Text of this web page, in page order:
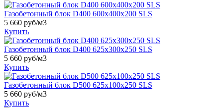
Газобетонный блок D400 600x400x200 SLS
5 660 руб/м3
Купить
Газобетонный блок D400 625х300х250 SLS
5 660 руб/м3
Купить
Газобетонный блок D500 625х100х250 SLS
5 660 руб/м3
Купить